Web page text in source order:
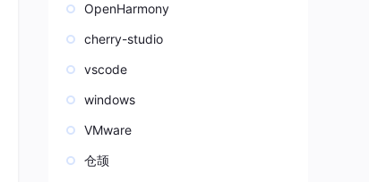
OpenHarmony
cherry-studio
vscode
windows
VMware
仓颉